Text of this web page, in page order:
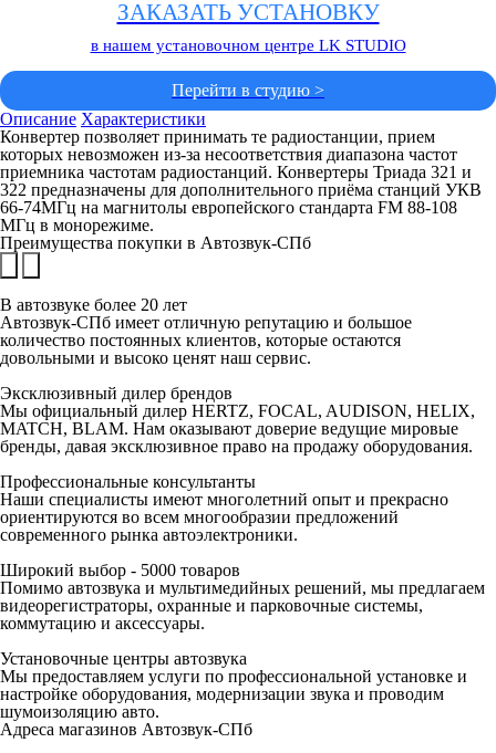
ЗАКАЗАТЬ УСТАНОВКУ
в нашем установочном центре LK STUDIO
Перейти в студию >
Описание Характеристики
Конвертер позволяет принимать те радиостанции, прием
которых невозможен из-за несоответствия диапазона частот
приемника частотам радиостанций. Конвертеры Триада 321 и
322 предназначены для дополнительного приёма станций УКВ
66-74МГц на магнитолы европейского стандарта FM 88-108
МГц в монорежиме.
Преимущества покупки в Автозвук-СПб
В автозвуке более 20 лет
Автозвук-СПб имеет отличную репутацию и большое
количество постоянных клиентов, которые остаются
довольными и высоко ценят наш сервис.
Эксклюзивный дилер брендов
Мы официальный дилер HERTZ, FOCAL, AUDISON, HELIX,
MATCH, BLAM. Нам оказывают доверие ведущие мировые
бренды, давая эксклюзивное право на продажу оборудования.
Профессиональные консультанты
Наши специалисты имеют многолетний опыт и прекрасно
ориентируются во всем многообразии предложений
современного рынка автоэлектроники.
Широкий выбор - 5000 товаров
Помимо автозвука и мультимедийных решений, мы предлагаем
видеорегистраторы, охранные и парковочные системы,
коммутацию и аксессуары.
Установочные центры автозвука
Мы предоставляем услуги по профессиональной установке и
настройке оборудования, модернизации звука и проводим
шумоизоляцию авто.
Адреса магазинов Автозвук-СПб